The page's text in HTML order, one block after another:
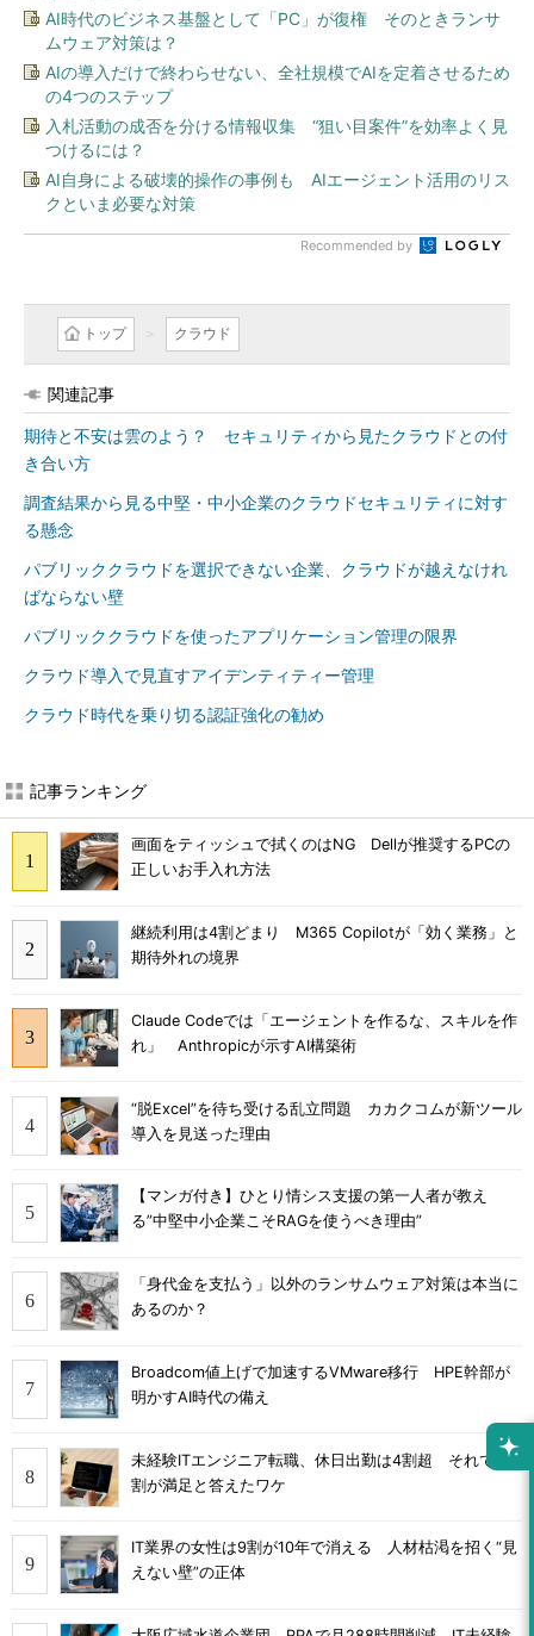
AI時代のビジネス基盤として「PC」が復権 そのときランサ
ムウェア対策は？
AIの導入だけで終わらせない、全社規模でAIを定着させるため
の4つのステップ
入札活動の成否を分ける情報収集 “狙い目案件”を効率よく見
つけるには？
AI自身による破壊的操作の事例も AIエージェント活用のリス
クといま必要な対策
Recommended by
トップ クラウド
関連記事
期待と不安は雲のよう？ セキュリティから見たクラウドとの付
き合い方
調査結果から見る中堅・中小企業のクラウドセキュリティに対す
る懸念
パブリッククラウドを選択できない企業、クラウドが越えなけれ
ばならない壁
パブリッククラウドを使ったアプリケーション管理の限界
クラウド導入で見直すアイデンティティー管理
クラウド時代を乗り切る認証強化の勧め
記事ランキング
画面をティッシュで拭くのはNG Dellが推奨するPCの
正しいお手入れ方法
継続利用は4割どまり M365 Copilotが「効く業務」と
期待外れの境界
Claude Codeでは「エージェントを作るな、スキルを作
れ」 Anthropicが示すAI構築術
“脱Excel”を待ち受ける乱立問題 カカクコムが新ツール
導入を見送った理由
【マンガ付き】ひとり情シス支援の第一人者が教え
る”中堅中小企業こそRAGを使うべき理由”
「身代金を支払う」以外のランサムウェア対策は本当に
あるのか？
Broadcom値上げで加速するVMware移行 HPE幹部が
明かすAI時代の備え
未経験ITエンジニア転職、休日出勤は4割超 それでも8
割が満足と答えたワケ
IT業界の女性は9割が10年で消える 人材枯渇を招く“見
えない壁”の正体